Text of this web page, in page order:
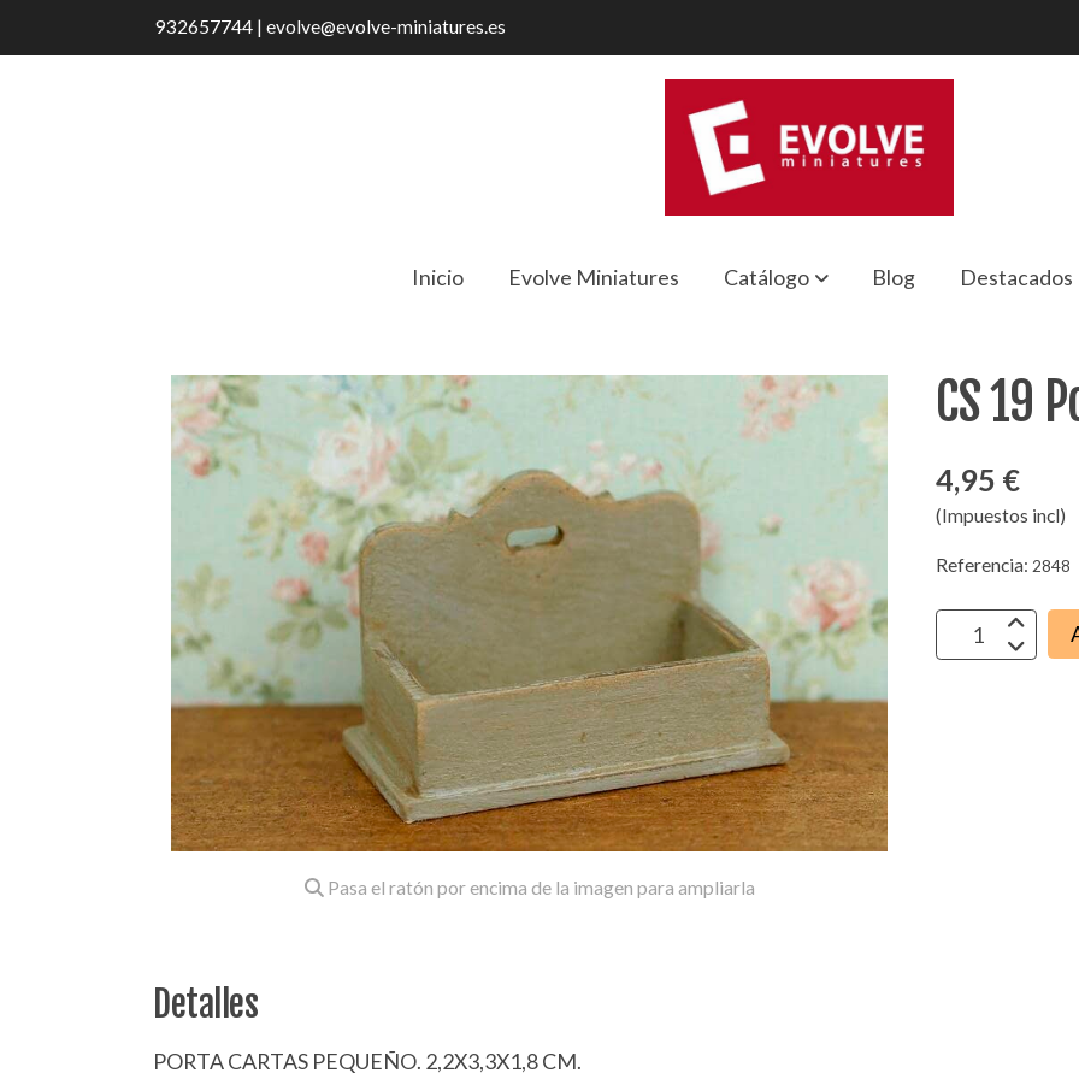
932657744 | evolve@evolve-miniatures.es
Inicio Evolve Miniatures Catálogo Blog Destacados
Pasa el ratón por encima de la imagen para ampliarla
Detalles
PORTA CARTAS PEQUEÑO. 2,2X3,3X1,8 CM.
CS 19
4,95 €
(Impuestos incl)
Referencia: 2848